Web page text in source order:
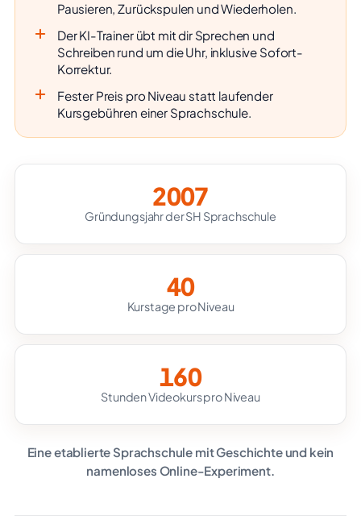
Pausieren, Zurückspulen und Wiederholen.
Der KI-Trainer übt mit dir Sprechen und
Schreiben rund um die Uhr, inklusive Sofort-
Korrektur.
Fester Preis pro Niveau statt laufender
Kursgebühren einer Sprachschule.
2007
Gründungsjahr der SH Sprachschule
40
Kurstage pro Niveau
160
Stunden Videokurs pro Niveau
Eine etablierte Sprachschule mit Geschichte und kein
namenloses Online-Experiment.